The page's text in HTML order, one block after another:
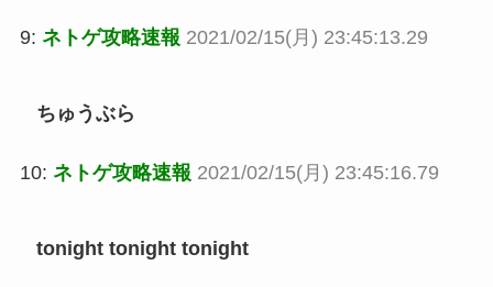
9: ネトゲ攻略速報 2021/02/15(月) 23:45:13.29
ちゅうぶら
10: ネトゲ攻略速報 2021/02/15(月) 23:45:16.79
tonight tonight tonight